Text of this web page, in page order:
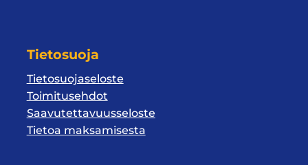
Tietosuoja
Tietosuojaseloste
Toimitusehdot
Saavutettavuusseloste
Tietoa maksamisesta